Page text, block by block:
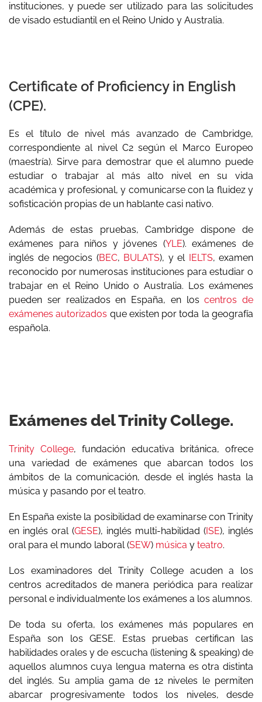
instituciones, y puede ser utilizado para las solicitudes
de visado estudiantil en el Reino Unido y Australia.
Certificate of Proficiency in English
(CPE).
Es el título de nivel más avanzado de Cambridge,
correspondiente al nivel C2 según el Marco Europeo
(maestría). Sirve para demostrar que el alumno puede
estudiar o trabajar al más alto nivel en su vida
académica y profesional, y comunicarse con la fluidez y
sofisticación propias de un hablante casi nativo.
Además de estas pruebas, Cambridge dispone de
exámenes para niños y jóvenes (YLE). exámenes de
inglés de negocios (BEC, BULATS), y el IELTS, examen
reconocido por numerosas instituciones para estudiar o
trabajar en el Reino Unido o Australia. Los exámenes
pueden ser realizados en España, en loscentros de
exámenes autorizados que existen por toda la geografía
española.
Exámenes del Trinity College.
Trinity College, fundación educativa británica, ofrece
una variedad de exámenes que abarcan todos los
ámbitos de la comunicación, desde el inglés hasta la
música y pasando por el teatro.
En España existe la posibilidad de examinarse con Trinity
en inglés oral (GESE), inglés multi-habilidad (ISE), inglés
oral para el mundo laboral (SEW) música y teatro.
Los examinadores del Trinity College acuden a los
centros acreditados de manera periódica para realizar
personal e individualmente los exámenes a los alumnos.
De toda su oferta, los exámenes más populares en
España son los GESE. Estas pruebas certifican las
habilidades orales y de escucha (listening & speaking) de
aquellos alumnos cuya lengua materna es otra distinta
del inglés. Su amplia gama de 12 niveles le permiten
abarcar progresivamente todos los niveles, desde